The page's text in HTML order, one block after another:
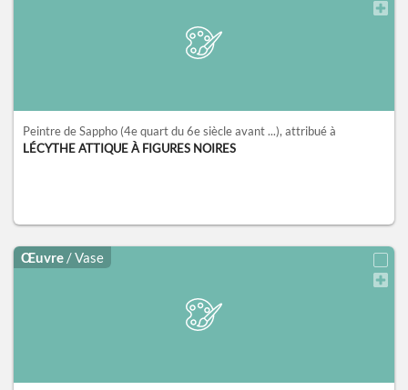
Peintre de Sappho (4e quart du 6e siècle avant ...), attribué à
LÉCYTHE ATTIQUE À FIGURES NOIRES
Œuvre / Vase